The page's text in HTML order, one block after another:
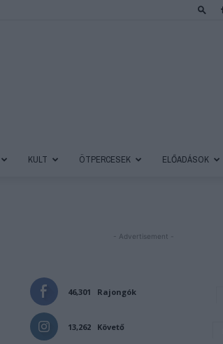
KULT ÖTPERCESEK ELŐADÁSOK
- Advertisement -
46,301 Rajongók
13,262 Követő